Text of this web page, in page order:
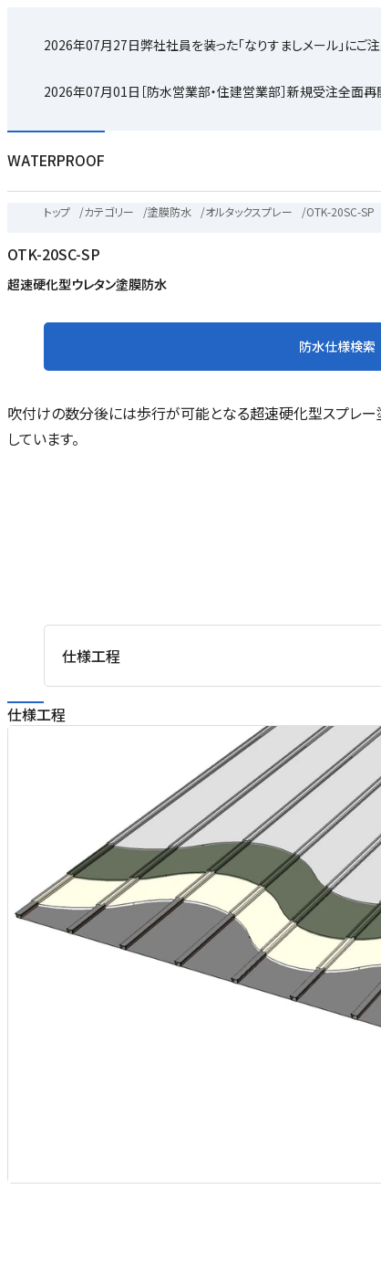
2026年07月27日弊社社員を装った「なりすましメール」にご
2026年07月01日 ［防水営業部・住建営業部］新規受注全面
WATERPROOF
トップ /カテゴリー /塗膜防水 /オルタックスプレー /OTK-20SC-SP
OTK-20SC-SP
超速硬化型ウレタン塗膜防水
防水仕様検索
吹付けの数分後には歩行が可能となる超速硬化型スプレ
しています。
仕様工程
仕様工程